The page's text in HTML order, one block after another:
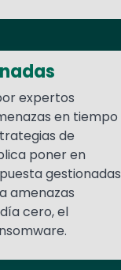
expertos
en tiempo
de
poner en
gestionadas
amenazas
cero, el